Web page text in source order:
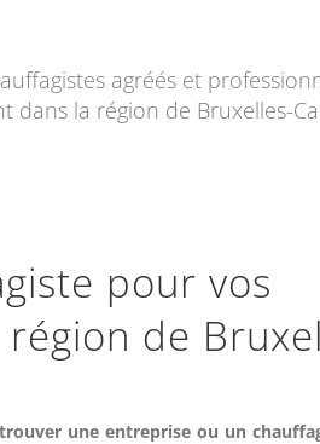
agréés et
dans la région de Bruxelles-
pour vos
de
trouver une entreprise ou un